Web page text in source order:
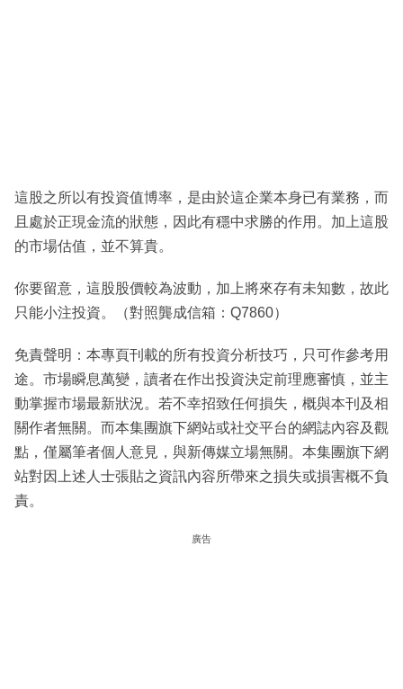
這股之所以有投資值博率，是由於這企業本身已有業務，而
且處於正現金流的狀態，因此有穩中求勝的作用。加上這股
的市場估值，並不算貴。
你要留意，這股股價較為波動，加上將來存有未知數，故此
只能小注投資。（對照龔成信箱：Q7860）
免責聲明：本專頁刊載的所有投資分析技巧，只可作參考用
途。市場瞬息萬變，讀者在作出投資決定前理應審慎，並主
動掌握市場最新狀況。若不幸招致任何損失，概與本刊及相
關作者無關。而本集團旗下網站或社交平台的網誌內容及觀
點，僅屬筆者個人意見，與新傳媒立場無關。本集團旗下網
站對因上述人士張貼之資訊內容所帶來之損失或損害概不負
責。
廣告